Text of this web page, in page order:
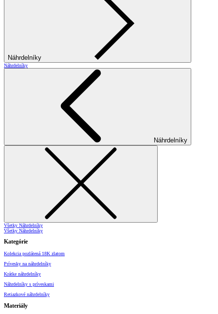
Náhrdelníky
Náhrdelníky
Náhrdelníky
Všetky Náhrdelníky
Všetky Náhrdelníky
Kategórie
Kolekcia pozlátená 18K zlatom
Prívesky na náhrdelníky
Krátke náhrdelníky
Náhrdelníky s príveskami
Retiazkové náhrdelníky
Materiály